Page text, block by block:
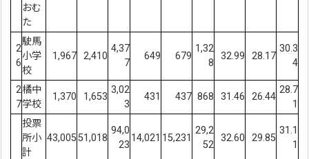
おむ
た
2
6
駛馬
小学
校
1,967 2,410
4,37
7
649 679
1,32
8
32.99 28.17
30.3
4
2
7
橘中
学校
1,370 1,653
3,02
3
431 437 868 31.46 26.44
28.7
1
投票
所小
計
43,00551,018
94,0
23
14,021 15,231
29,2
52
32.60 29.85
31.1
1